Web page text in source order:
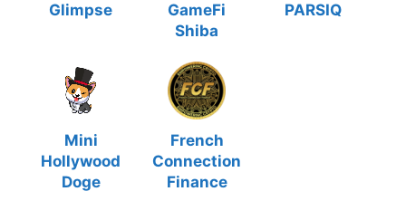
Glimpse
GameFi
Shiba
PARSIQ
Mini
Hollywood
Doge
French
Connection
Finance